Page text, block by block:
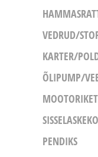
VEDRUD/
KARTER/
ÕLIPUMP/
PENDIKS